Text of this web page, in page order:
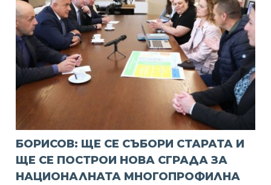
БОРИСОВ: ЩЕ СЕ СЪБОРИ СТАРАТА И
ЩЕ СЕ ПОСТРОИ НОВА СГРАДА ЗА
НАЦИОНАЛНАТА МНОГОПРОФИЛНА